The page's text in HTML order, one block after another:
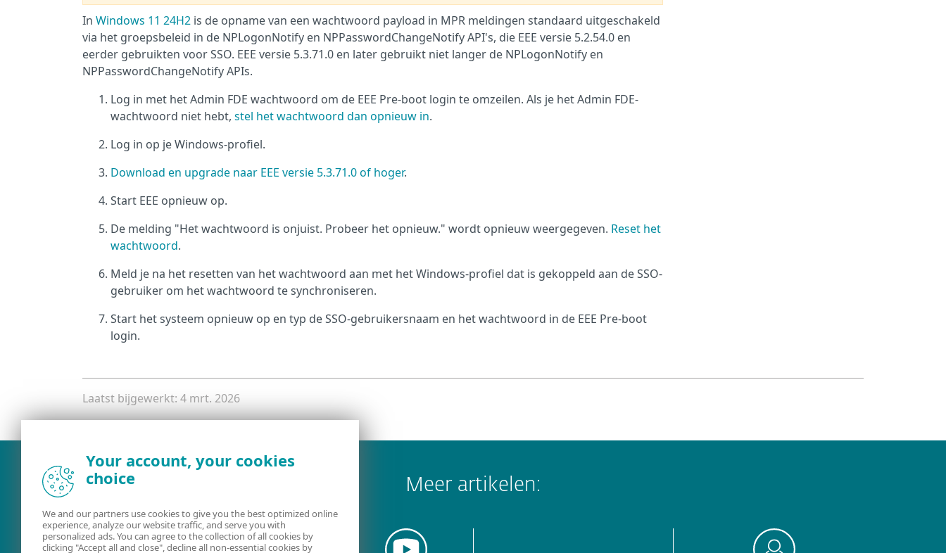
In Windows 11 24H2 is de opname van een wachtwoord payload in MPR meldingen standaard uitgeschakeld
via het groepsbeleid in de NPLogonNotify en NPPasswordChangeNotify API's, die EEE versie 5.2.54.0 en
eerder gebruikten voor SSO. EEE versie 5.3.71.0 en later gebruikt niet langer de NPLogonNotify en
NPPasswordChangeNotify APIs.
Log in met het Admin FDE wachtwoord om de EEE Pre-boot login te omzeilen. Als je het Admin FDE-
wachtwoord niet hebt, stel het wachtwoord dan opnieuw in.
Log in op je Windows-profiel.
Download en upgrade naar EEE versie 5.3.71.0 of hoger.
Start EEE opnieuw op.
De melding "Het wachtwoord is onjuist. Probeer het opnieuw." wordt opnieuw weergegeven. Reset het
wachtwoord.
Meld je na het resetten van het wachtwoord aan met het Windows-profiel dat is gekoppeld aan de SSO-
gebruiker om het wachtwoord te synchroniseren.
Start het systeem opnieuw op en typ de SSO-gebruikersnaam en het wachtwoord in de EEE Pre-boot
login.
Laatst bijgewerkt: 4 mrt. 2026
Meer artikelen:
Your account, your cookies
choice
We and our partners use cookies to give you the best optimized online
experience, analyze our website traffic, and serve you with
personalized ads. You can agree to the collection of all cookies by
clicking "Accept all and close", decline all non-essential cookies by